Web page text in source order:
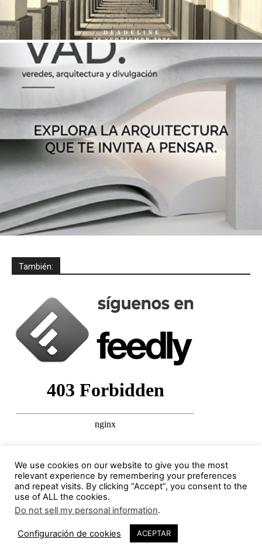
También:
Columnistas destacados
Jorge Gorostiza
121 Publicaciones 0 COMENTARIOS
We use cookies on our website to give you the most
relevant experience by remembering your preferences
and repeat visits. By clicking “Accept”, you consent to the
use of ALL the cookies.
Do not sell my personal information.
Configuración de cookies ACEPTAR